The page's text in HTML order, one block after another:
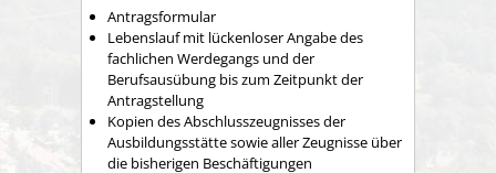
Antragsformular
Lebenslauf mit lückenloser Angabe des
fachlichen Werdegangs und der
Berufsausübung bis zum Zeitpunkt der
Antragstellung
Kopien des Abschlusszeugnisses der
Ausbildungsstätte sowie aller Zeugnisse über
die bisherigen Beschäftigungen